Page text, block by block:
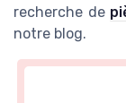
recherche de
notre blog.